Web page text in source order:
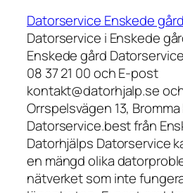
Datorservice Enskede
Datorservice i Enskede
Enskede gård
08 37 21 00 och E-post
kontakt@datorhjalp.se
Orrspelsvägen 13,
Datorservice.best från
Datorhjälps Datorservice
en mängd olika
nätverket som inte